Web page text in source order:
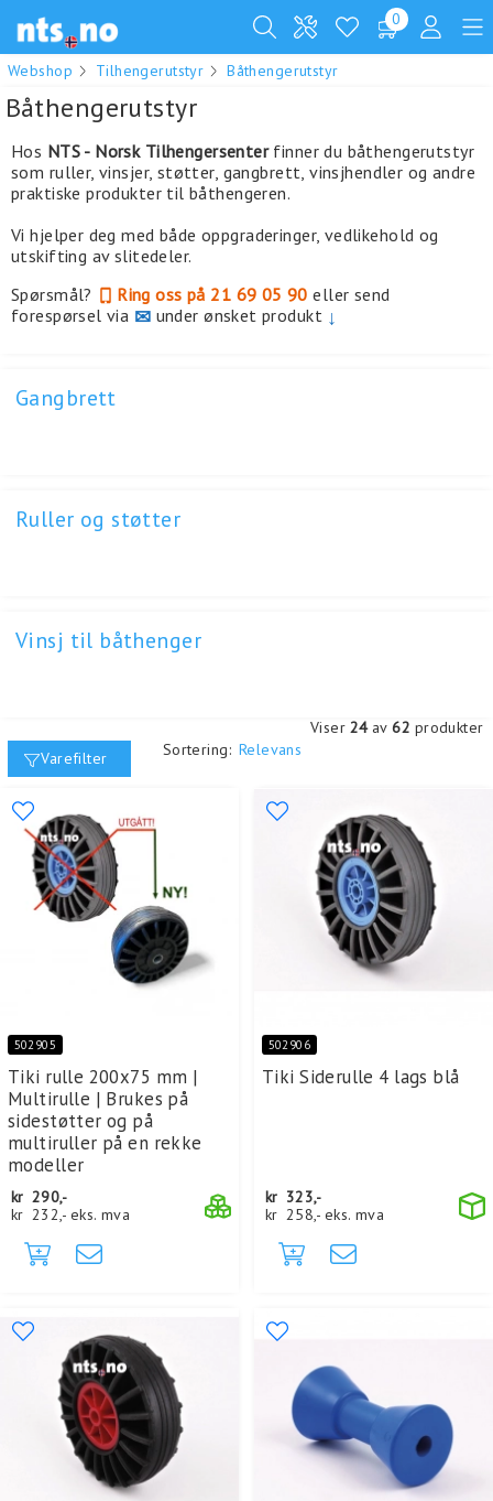
0
Webshop Tilhengerutstyr Båthengerutstyr
Båthengerutstyr
Hos NTS - Norsk Tilhengersenterfinner du båthengerutstyr
som ruller, vinsjer, støtter, gangbrett, vinsjhendler og andre
praktiske produkter til båthengeren.
Vi hjelper deg med både oppgraderinger, vedlikehold og
utskifting av slitedeler.
Spørsmål?
Ring oss på 21 69 05 90 eller send
forespørsel via ✉ under ønsket produkt ↓
Gangbrett
Ruller og støtter
Vinsj til båthenger
Varefilter Sortering: Relevans
Viser 24 av 62 produkter
502905
Tiki rulle 200x75 mm |
Multirulle | Brukes på
sidestøtter og på
multiruller på en rekke
modeller
kr 290,-
kr 232,- eks. mva
502906
Tiki Siderulle 4 lags blå
kr 323,-
kr 258,- eks. mva